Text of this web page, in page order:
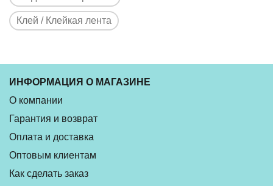
Клей / Клейкая лента
ИНФОРМАЦИЯ О МАГАЗИНЕ
О компании
Гарантия и возврат
Оплата и доставка
Оптовым клиентам
Как сделать заказ